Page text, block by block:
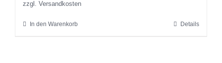
zzgl. Versandkosten
In den Warenkorb Details